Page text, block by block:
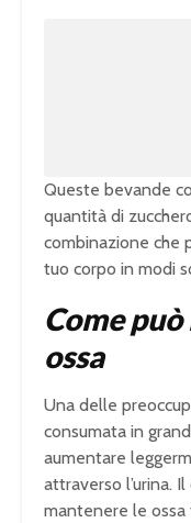
Queste bevande
quantità di
combinazione che
tuo corpo in modi
Come
ossa
Una delle
consumata in
aumentare
attraverso l’urina.
mantenere le